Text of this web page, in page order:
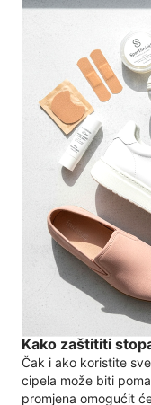
Kako zaštititi
Čak i ako koristite
cipela može biti
promjena omogućit